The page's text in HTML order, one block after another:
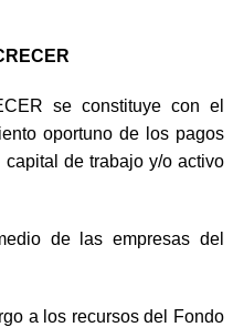
se constituye con el
oportuno de los pagos
de trabajo y/o activo
de las empresas del
a los recursos del Fondo